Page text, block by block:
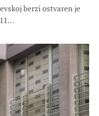
berzi ostvaren je